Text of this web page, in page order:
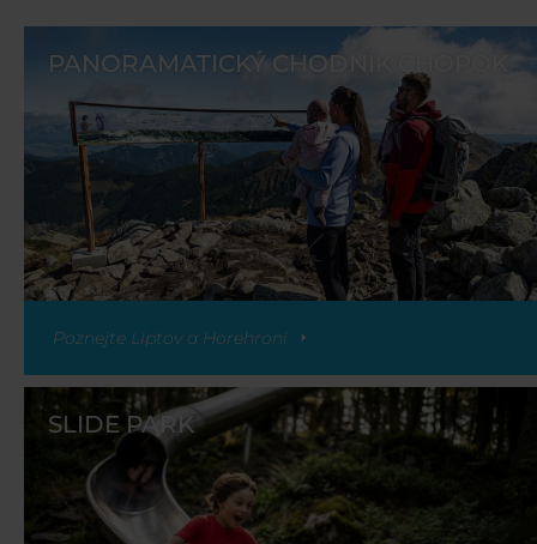
PANORAMATICKÝ CHODNÍK CHOPOK
Poznejte Liptov a Horehroní
SLIDE PARK